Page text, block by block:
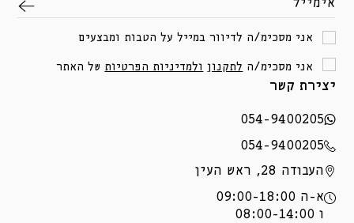
יצירת קשר
054-9400205
054-9400205
העבודה 28, ראש העין
א-ה 09:00-18:00
ו 08:00-14:00
אימייל
אני מסכימ/ה לדיוור במייל על הטבות ומבצעים
אני מסכימ/ה לתקנון ולמדיניות הפרטיות של האתר